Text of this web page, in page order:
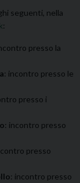
seguenti, nella
:
presso la
: incontro presso le
presso i
: incontro presso
presso
: incontro presso